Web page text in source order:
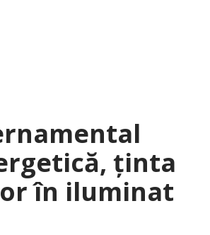
ținta
în iluminat